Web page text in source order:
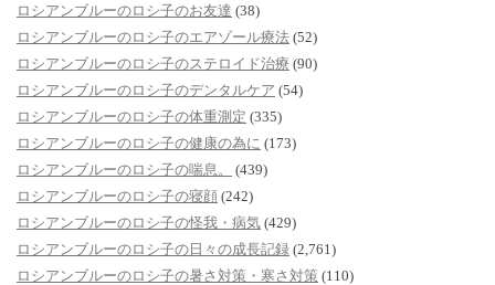
ロシアンブルーのロシ子のお友達 (38)
ロシアンブルーのロシ子のエアゾール療法 (52)
ロシアンブルーのロシ子のステロイド治療 (90)
ロシアンブルーのロシ子のデンタルケア (54)
ロシアンブルーのロシ子の体重測定 (335)
ロシアンブルーのロシ子の健康の為に (173)
ロシアンブルーのロシ子の喘息。
(439)
ロシアンブルーのロシ子の寝顔 (242)
ロシアンブルーのロシ子の怪我・病気 (429)
ロシアンブルーのロシ子の日々の成長記録 (2,761)
ロシアンブルーのロシ子の暑さ対策・寒さ対策 (110)